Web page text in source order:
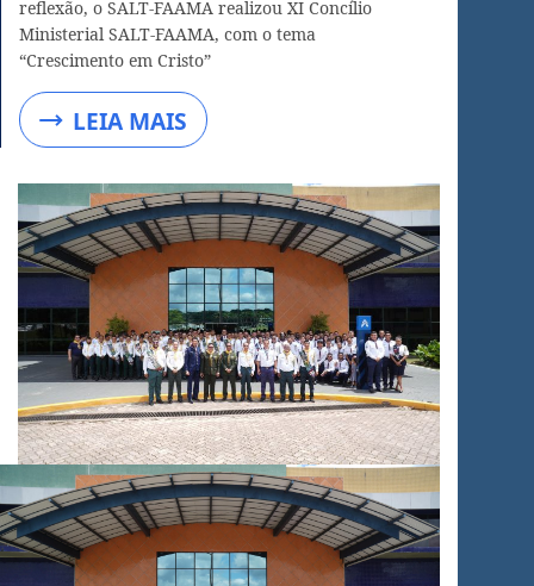
reflexão, o SALT-FAAMA realizou XI Concílio
Ministerial SALT-FAAMA, com o tema
“Crescimento em Cristo”
LEIA MAIS